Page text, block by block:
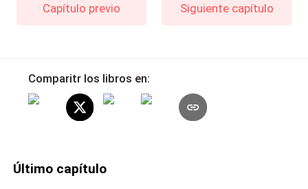
Capítulo previo Siguiente capítulo
Comparitr los libros en:
Último capítulo